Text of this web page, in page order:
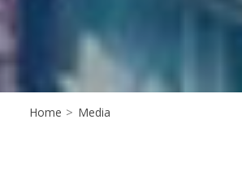
Home > Media